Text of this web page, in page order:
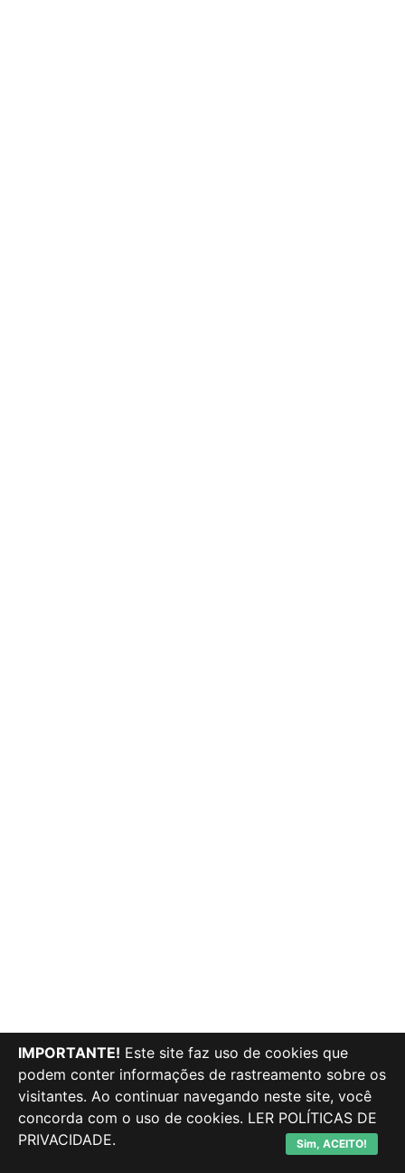
IMPORTANTE! Este site faz uso de cookies que
podem conter informações de rastreamento sobre os
visitantes. Ao continuar navegando neste site, você
concorda com o uso de cookies. LER POLÍTICAS DE
PRIVACIDADE.
Sim, ACEITO!